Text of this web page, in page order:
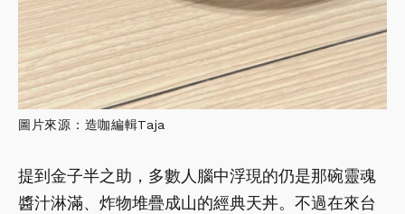
圖片來源：造咖編輯Taja
提到金子半之助，多數人腦中浮現的仍是那碗靈魂
醬汁淋滿、炸物堆疊成山的經典天丼。不過在來台